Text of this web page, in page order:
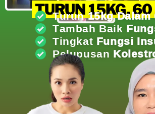
TURUN 15KG,
Turun15kg
Tambah Baik
Tingkat Fungsi
Pelupusan